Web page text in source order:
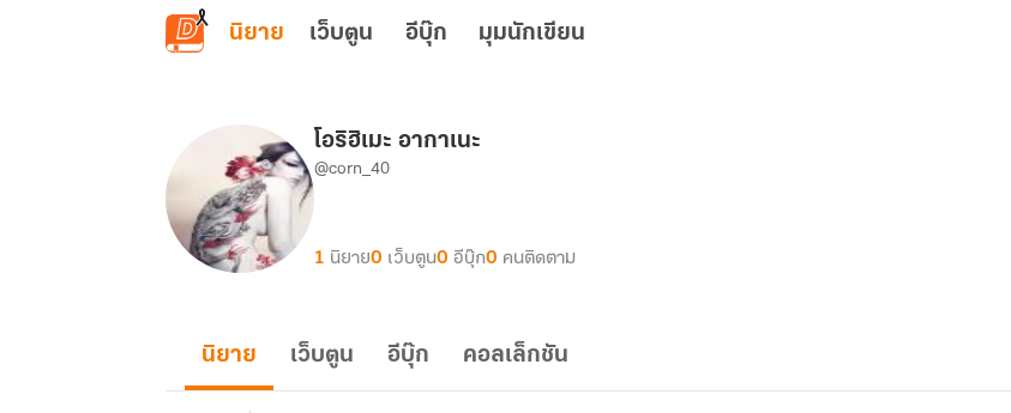
ข้ามไปยังเนื้อหาหลัก
นิยาย เว็บตูน อีบุ๊ก มุมนักเขียน
โอริฮิเมะ อากาเนะ
@corn_40
1 นิยาย0 เว็บตูน0 อีบุ๊ก0 คนติดตาม
นิยาย เว็บตูน อีบุ๊ก คอลเล็กชัน